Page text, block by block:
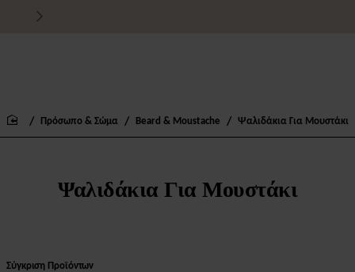
Ψαλιδάκια Για Μουστάκι
Πρόσωπο & Σώμα Beard & Moustache Ψαλιδάκια Για Μουστάκι
Σύγκριση Προϊόντων